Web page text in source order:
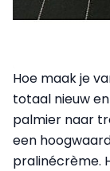
Hoe maak je
totaal nieuw
palmier naar
een
pralinécrème.